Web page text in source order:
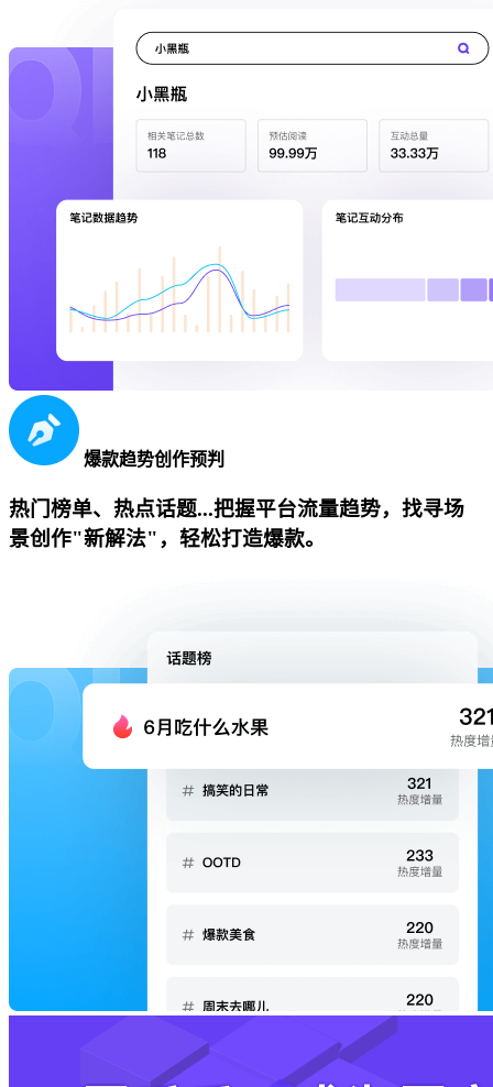
爆款趋势创作预判
热门榜单、热点话题...把握平台流量趋势，找寻场
景创作"新解法"，轻松打造爆款。